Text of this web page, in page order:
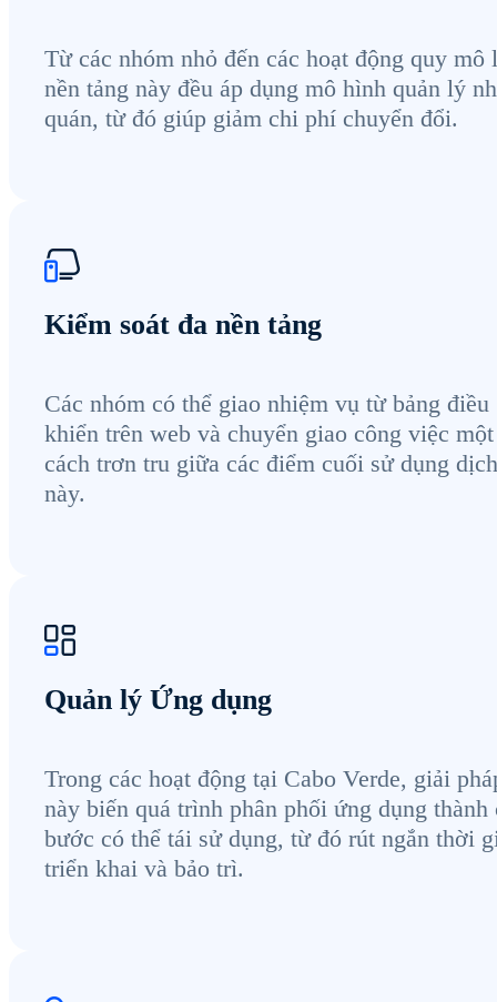
Từ các nhóm nhỏ đến các hoạt động quy mô
nền tảng này đều áp dụng mô hình quản lý
quán, từ đó giúp giảm chi phí chuyển đổi.
Kiểm soát đa nền tảng
Các nhóm có thể giao nhiệm vụ từ bảng điều
khiển trên web và chuyển giao công việc một
cách trơn tru giữa các điểm cuối sử dụng
này.
Quản lý Ứng dụng
Trong các hoạt động tại Cabo Verde, giải
này biến quá trình phân phối ứng dụng thành
bước có thể tái sử dụng, từ đó rút ngắn thời
triển khai và bảo trì.